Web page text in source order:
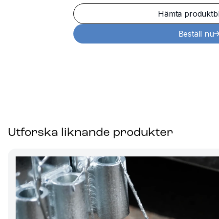
Hämta
Beställ nu
Utforska liknande produkter